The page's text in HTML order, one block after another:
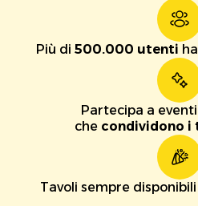
Più di 500.000 utenti
Partecipa a
che condividono i
Tavoli sempre